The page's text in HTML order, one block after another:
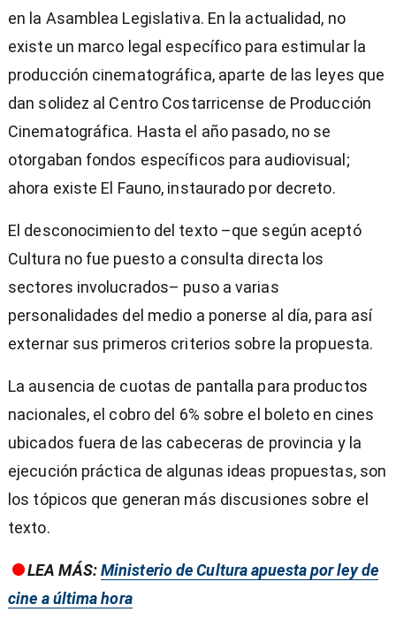
en la Asamblea Legislativa. En la actualidad, no
existe un marco legal específico para estimular la
producción cinematográfica, aparte de las leyes que
dan solidez al Centro Costarricense de Producción
Cinematográfica. Hasta el año pasado, no se
otorgaban fondos específicos para audiovisual;
ahora existe El Fauno, instaurado por decreto.
El desconocimiento del texto –que según aceptó
Cultura no fue puesto a consulta directa los
sectores involucrados– puso a varias
personalidades del medio a ponerse al día, para así
externar sus primeros criterios sobre la propuesta.
La ausencia de cuotas de pantalla para productos
nacionales, el cobro del 6% sobre el boleto en cines
ubicados fuera de las cabeceras de provincia y la
ejecución práctica de algunas ideas propuestas, son
los tópicos que generan más discusiones sobre el
texto.
LEA MÁS:Ministerio de Cultura apuesta por ley de
cine a última hora